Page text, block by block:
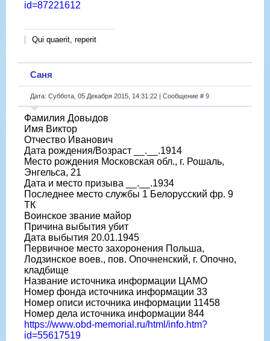
id=87221612
Qui quaerit, reperit
Саня
Дата: Суббота, 05 Декабря 2015, 14:31:22 | Сообщение # 9
Фамилия Довыдов
Имя Виктор
Отчество Иванович
Дата рождения/Возраст __.__.1914
Место рождения Московская обл., г. Рошаль,
Энгельса, 21
Дата и место призыва __.__.1934
Последнее место службы 1 Белорусский фр. 9
ТК
Воинское звание майор
Причина выбытия убит
Дата выбытия 20.01.1945
Первичное место захоронения Польша,
Лодзинское воев., пов. Опочненский, г. Опочно,
кладбище
Название источника информации ЦАМО
Номер фонда источника информации 33
Номер описи источника информации 11458
Номер дела источника информации 844
https://www.obd-memorial.ru/html/info.htm?
id=55617519